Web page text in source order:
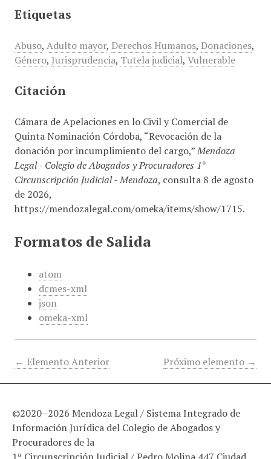
Etiquetas
Abuso, Adulto mayor, Derechos Humanos, Donaciones,
Género, Jurisprudencia, Tutela judicial, Vulnerable
Citación
Cámara de Apelaciones en lo Civil y Comercial de
Quinta Nominación Córdoba, “Revocación de la
donación por incumplimiento del cargo,”Mendoza
Legal - Colegio de Abogados y Procuradores 1°
Circunscripción Judicial - Mendoza, consulta 8 de agosto
de 2026,
https://mendozalegal.com/omeka/items/show/1715.
Formatos de Salida
atom
dcmes-xml
json
omeka-xml
← Elemento Anterior Próximo elemento →
©2020–2026 Mendoza Legal / Sistema Integrado de
Información Jurídica del Colegio de Abogados y
Procuradores de la